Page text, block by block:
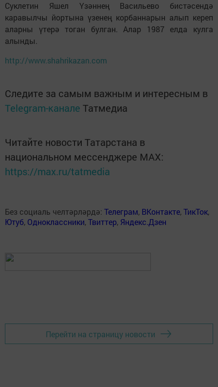
Суклетин Яшел Үзәннең Васильево бистәсендә
каравылчы йортына үзенең корбаннарын алып кереп
аларны үтерә тоган булган. Алар 1987 елда кулга
алынды.
http://www.shahrikazan.com
Следите за самым важным и интересным в
Telegram-канале Татмедиа
Читайте новости Татарстана в
национальном мессенджере MАХ:
https://max.ru/tatmedia
Без социаль челтәрләрдә: Телеграм, ВКонтакте,ТикТок,
Ютуб, Одноклассники,Твиттер, Яндекс.Дзен
Перейти на страницу новости